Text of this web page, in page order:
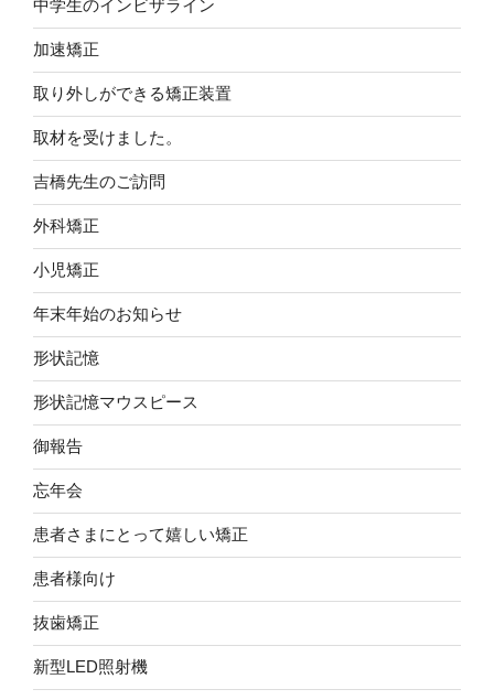
中学生のインビザライン
加速矯正
取り外しができる矯正装置
取材を受けました。
吉橋先生のご訪問
外科矯正
小児矯正
年末年始のお知らせ
形状記憶
形状記憶マウスピース
御報告
忘年会
患者さまにとって嬉しい矯正
患者様向け
抜歯矯正
新型LED照射機